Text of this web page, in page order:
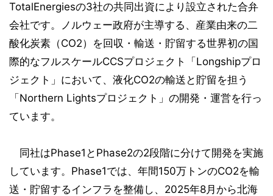
TotalEnergiesの3社の共同出資により設立された合弁
会社です。ノルウェー政府が主導する、産業由来の二
酸化炭素（CO2）を回収・輸送・貯留する世界初の国
際的なフルスケールCCSプロジェクト「Longshipプロ
ジェクト」において、液化CO2の輸送と貯留を担う
「Northern Lightsプロジェクト」の開発・運営を行っ
ています。
同社はPhase1とPhase2の2段階に分けて開発を実施
しています。Phase1では、年間150万トンのCO2を輸
送・貯留するインフラを整備し、2025年8月から北海